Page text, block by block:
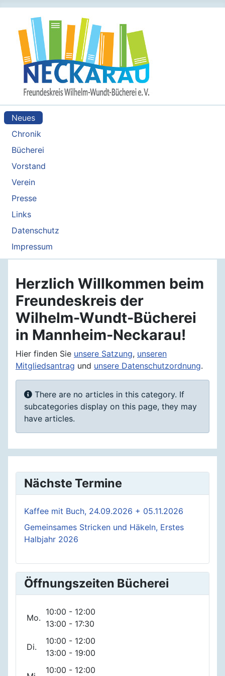
Neues
Chronik
Bücherei
Vorstand
Verein
Presse
Links
Datenschutz
Impressum
Herzlich Willkommen beim
Freundeskreis der
Wilhelm-Wundt-Bücherei
in Mannheim-Neckarau!
Hier finden Sie unsere Satzung, unseren
Mitgliedsantrag und unsere Datenschutzordnung.
Info
There are no articles in this category. If
subcategories display on this page, they may
have articles.
Nächste Termine
Kaffee mit Buch, 24.09.2026 + 05.11.2026
Gemeinsames Stricken und Häkeln, Erstes
Halbjahr 2026
Öffnungszeiten Bücherei
Mo.
10:00 - 12:00
13:00 - 17:30
Di.
10:00 - 12:00
13:00 - 19:00
10:00 - 12:00